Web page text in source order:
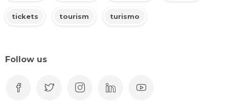
tickets tourism turismo
Follow us